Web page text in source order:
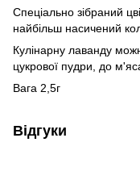
Спеціально зібраний
найбільш насичений
Кулінарну лаванду
цукрової пудри, до
Вага 2,5г
Відгуки